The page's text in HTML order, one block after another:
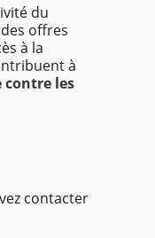
du
offres
à la
à
les
contacter